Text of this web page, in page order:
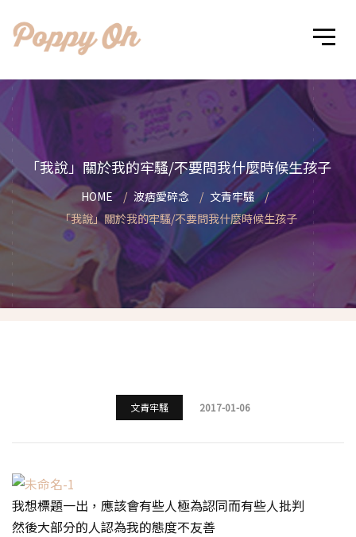
「我說」關於我的牢騷/不要問我什麼時候生孩子
HOME 波痞愛碎念
文青牢騷
「我說」關於我的牢騷/不要問我什麼時候生孩子
文青牢騷 2017-01-06
我想標題一出，應該會有些人極為認同而有些人批判
然後大部分的人認為我的態度不友善